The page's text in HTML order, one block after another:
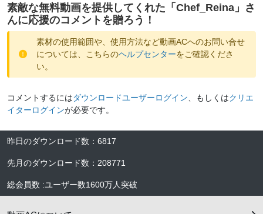
素敵な無料動画を提供してくれた「 Chef_Reina 」さ
んに応援のコメントを贈ろう！
素材の使用範囲や、使用方法など動画ACへのお問い合せ
については、こちらのヘルプセンターをご確認くださ
い。
コメントするにはダウンロードユーザーログイン 、もしくはクリエ
イターログインが必要です。
昨日のダウンロード数 ： 6817
先月のダウンロード数 ： 208771
総会員数 :ユーザー数1600万人 突破